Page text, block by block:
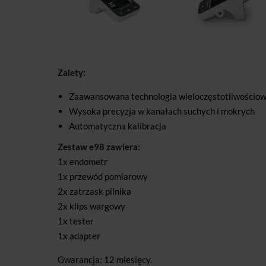
Zalety:
Zaawansowana technologia
Wysoka precyzja w kanałach suchych i mokrych
Automatyczna kalibracja
Zestaw e98 zawiera:
1x endometr
1x przewód pomiarowy
2x zatrzask pilnika
2x klips wargowy
1x tester
1x adapter
Gwarancja: 12 miesięcy.